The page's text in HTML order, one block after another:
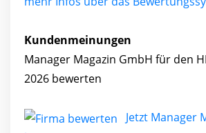
Kundenmeinungen
Manager Magazin GmbH für den
2026 bewerten
Jetzt Manager